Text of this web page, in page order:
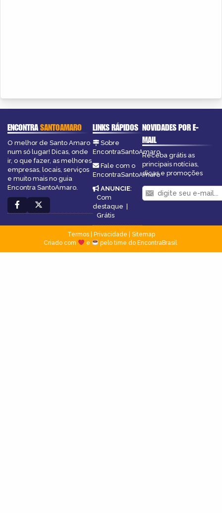
ENCONTRASANTOAMARO
O melhor de Santo Amaro
num só lugar! Dicas, onde
ir, o que fazer, as melhores
empresas, locais, serviços
e muito mais no guia
Encontra SantoAmaro.
LINKS RÁPIDOS
Sobre
EncontraSantoAmaro
Fale com o
EncontraSantoAmaro
ANUNCIE:
Com
destaque |
Grátis
NOVIDADES POR E-
MAIL
Receba grátis as
principais notícias,
dicas e promoções
Termos| Privacidade
Sitemap
Criado com
e pelo time do EncontraBrasil